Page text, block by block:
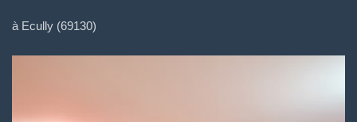
à Ecully (69130)